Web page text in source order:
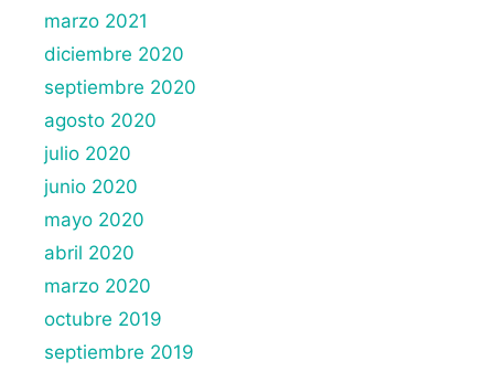
marzo 2021
diciembre 2020
septiembre 2020
agosto 2020
julio 2020
junio 2020
mayo 2020
abril 2020
marzo 2020
octubre 2019
septiembre 2019